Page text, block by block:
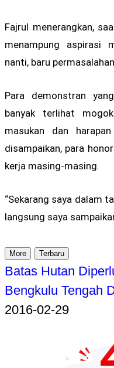
Fajrul menerangkan,
menampung aspirasi
nanti, baru
Para demonstran
banyak terlihat
masukan dan
disampaikan, para
kerja masing-masing.
“Sekarang saya dalam
langsung saya
More Terbaru
Batas Hutan
Bengkulu Tengah
2016-02-29